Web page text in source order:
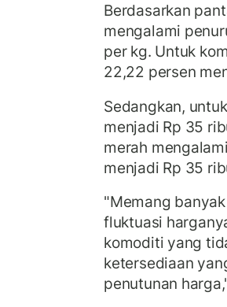
Berdasarkan
mengalami
per kg. Untuk
22,22 persen
Sedangkan,
menjadi Rp 35
merah
menjadi Rp 35
"Memang
fluktuasi
komoditi yang
ketersediaan
penutunan